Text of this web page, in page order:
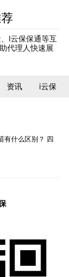
I云保保通等互
代理人快速展
资讯 i云保
有什么区别？ 四